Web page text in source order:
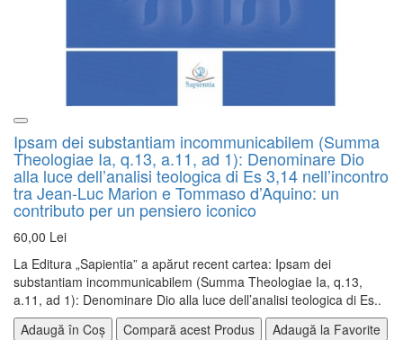
Ipsam dei substantiam incommunicabilem (Summa
Theologiae Ia, q.13, a.11, ad 1): Denominare Dio
alla luce dell’analisi teologica di Es 3,14 nell’incontro
tra Jean-Luc Marion e Tommaso d’Aquino: un
contributo per un pensiero iconico
60,00 Lei
La Editura „Sapientia” a apărut recent cartea: Ipsam dei
substantiam incommunicabilem (Summa Theologiae Ia, q.13,
a.11, ad 1): Denominare Dio alla luce dell’analisi teologica di Es..
Adaugă în Coș
Compară acest Produs Adaugă la Favorite